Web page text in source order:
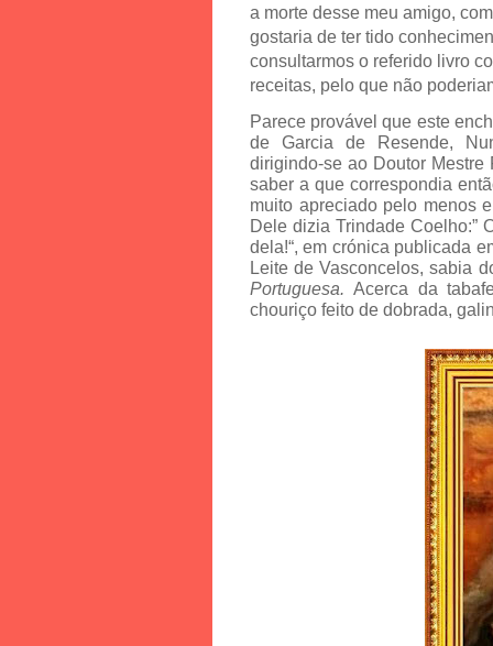
a morte desse meu amigo,
gostaria de ter tido
consultarmos o referido livro
receitas, pelo que não
Parece provável que este
de Garcia de Resende,
dirigindo-se ao Doutor
saber a que correspondia
muito apreciado pelo menos
Dele dizia Trindade Coelho:”
dela!“, em crónica publicada
Leite de Vasconcelos, sabia
Portuguesa.Acerca da
chouriço feito de dobrada,